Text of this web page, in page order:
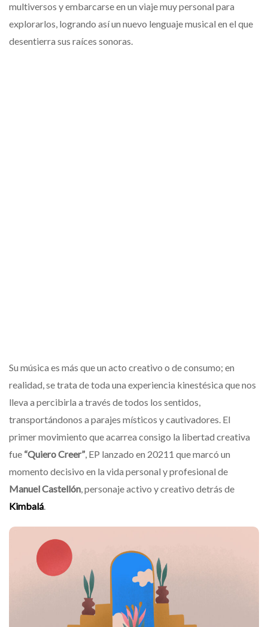
multiversos y embarcarse en un viaje muy personal para
explorarlos, logrando así un nuevo lenguaje musical en el que
desentierra sus raíces sonoras.
Su música es más que un acto creativo o de consumo; en
realidad, se trata de toda una experiencia kinestésica que nos
lleva a percibirla a través de todos los sentidos,
transportándonos a parajes místicos y cautivadores. El
primer movimiento que acarrea consigo la libertad creativa
fue “Quiero Creer”, EP lanzado en 20211 que marcó un
momento decisivo en la vida personal y profesional de
Manuel Castellón, personaje activo y creativo detrás de
Kimbalá.